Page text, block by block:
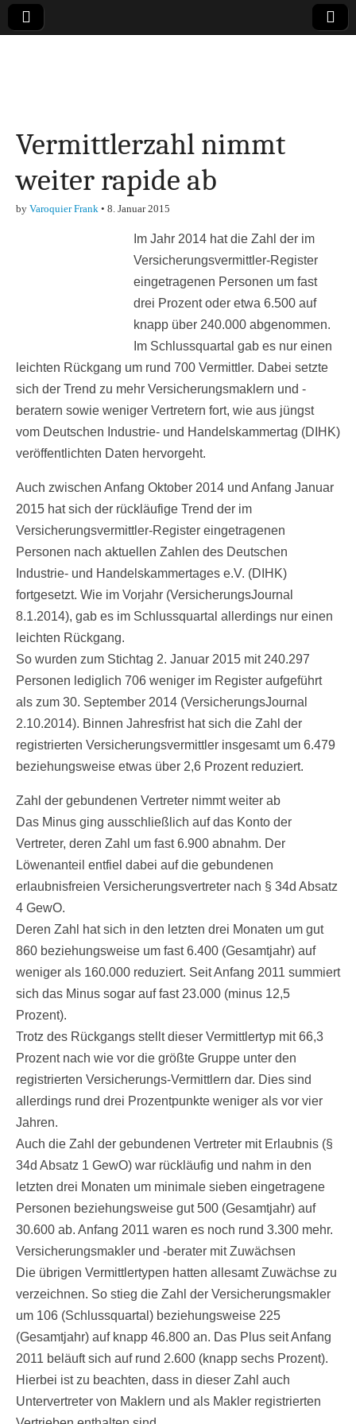
Finanzen,
Marketing-, Vertrieb-
& Investment-Tipps
Vermittlerzahl nimmt
weiter rapide ab
by Varoquier Frank • 8. Januar 2015
Im Jahr 2014 hat die Zahl der im
Versicherungsvermittler-Register
eingetragenen Personen um fast
drei Prozent oder etwa 6.500 auf
knapp über 240.000 abgenommen.
Im Schlussquartal gab es nur einen
leichten Rückgang um rund 700 Vermittler. Dabei setzte
sich der Trend zu mehr Versicherungsmaklern und -
beratern sowie weniger Vertretern fort, wie aus jüngst
vom Deutschen Industrie- und Handelskammertag (DIHK)
veröffentlichten Daten hervorgeht.
Auch zwischen Anfang Oktober 2014 und Anfang Januar
2015 hat sich der rückläufige Trend der im
Versicherungsvermittler-Register eingetragenen
Personen nach aktuellen Zahlen des Deutschen
Industrie- und Handelskammertages e.V. (DIHK)
fortgesetzt. Wie im Vorjahr (VersicherungsJournal
8.1.2014), gab es im Schlussquartal allerdings nur einen
leichten Rückgang.
So wurden zum Stichtag 2. Januar 2015 mit 240.297
Personen lediglich 706 weniger im Register aufgeführt
als zum 30. September 2014 (VersicherungsJournal
2.10.2014). Binnen Jahresfrist hat sich die Zahl der
registrierten Versicherungsvermittler insgesamt um 6.479
beziehungsweise etwas über 2,6 Prozent reduziert.
Zahl der gebundenen Vertreter nimmt weiter ab
Das Minus ging ausschließlich auf das Konto der
Vertreter, deren Zahl um fast 6.900 abnahm. Der
Löwenanteil entfiel dabei auf die gebundenen
erlaubnisfreien Versicherungsvertreter nach § 34d Absatz
4 GewO.
Deren Zahl hat sich in den letzten drei Monaten um gut
860 beziehungsweise um fast 6.400 (Gesamtjahr) auf
weniger als 160.000 reduziert. Seit Anfang 2011 summiert
sich das Minus sogar auf fast 23.000 (minus 12,5
Prozent).
Trotz des Rückgangs stellt dieser Vermittlertyp mit 66,3
Prozent nach wie vor die größte Gruppe unter den
registrierten Versicherungs-Vermittlern dar. Dies sind
allerdings rund drei Prozentpunkte weniger als vor vier
Jahren.
Auch die Zahl der gebundenen Vertreter mit Erlaubnis (§
34d Absatz 1 GewO) war rückläufig und nahm in den
letzten drei Monaten um minimale sieben eingetragene
Personen beziehungsweise gut 500 (Gesamtjahr) auf
30.600 ab. Anfang 2011 waren es noch rund 3.300 mehr.
Versicherungsmakler und -berater mit Zuwächsen
Die übrigen Vermittlertypen hatten allesamt Zuwächse zu
verzeichnen. So stieg die Zahl der Versicherungsmakler
um 106 (Schlussquartal) beziehungsweise 225
(Gesamtjahr) auf knapp 46.800 an. Das Plus seit Anfang
2011 beläuft sich auf rund 2.600 (knapp sechs Prozent).
Hierbei ist zu beachten, dass in dieser Zahl auch
Untervertreter von Maklern und als Makler registrierten